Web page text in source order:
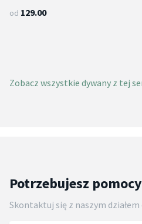
od 129.00
Zobacz wszystkie dywany z tej
Potrzebujesz
Skontaktuj się z naszym